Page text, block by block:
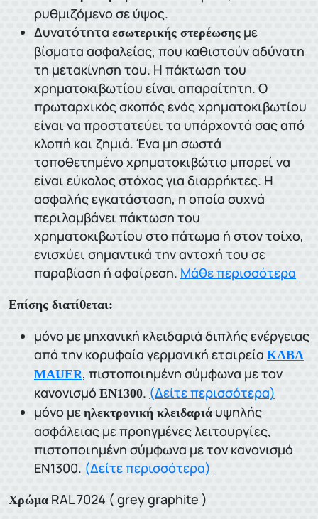
ρυθμιζόμενο σε ύψος.
Δυνατότητα εσωτερικής στερέωσης με
βίσματα ασφαλείας, που καθιστούν αδύνατη
τη μετακίνηση του. Η πάκτωση του
χρηματοκιβωτίου είναι απαραίτητη. Ο
πρωταρχικός σκοπός ενός χρηματοκιβωτίου
είναι να προστατεύει τα υπάρχοντά σας από
κλοπή και ζημιά. Ένα μη σωστά
τοποθετημένο χρηματοκιβώτιο μπορεί να
είναι εύκολος στόχος για διαρρήκτες. Η
ασφαλής εγκατάσταση, η οποία συχνά
περιλαμβάνει πάκτωση του
χρηματοκιβωτίου στο πάτωμα ή στον τοίχο,
ενισχύει σημαντικά την αντοχή του σε
παραβίαση ή αφαίρεση. Μάθε περισσότερα
Επίσης διατίθεται:
μόνο με μηχανική κλειδαριά διπλής ενέργειας
από την κορυφαία γερμανική εταιρεία KABA
MAUER, πιστοποιημένη σύμφωνα με τον
κανονισμό ΕΝ1300. (Δείτε περισσότερα)
μόνο με ηλεκτρονική κλειδαριά υψηλής
ασφάλειας με προηγμένες λειτουργίες,
πιστοποιημένη σύμφωνα με τον κανονισμό
ΕΝ1300. (Δείτε περισσότερα)
Χρώμα RAL 7024 ( grey graphite )